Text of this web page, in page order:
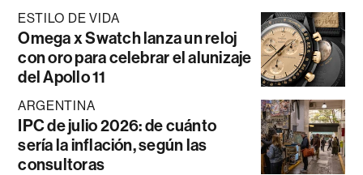
ESTILO DE VIDA
Omega x Swatch lanza un reloj
con oro para celebrar el alunizaje
del Apollo 11
ARGENTINA
IPC de julio 2026: de cuánto
sería la inflación, según las
consultoras